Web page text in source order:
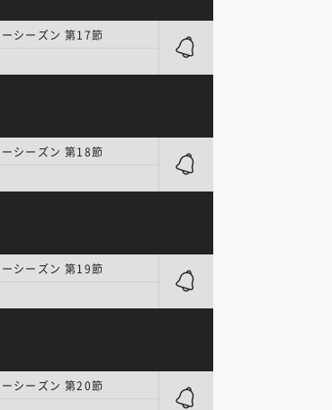
ーズン 第17節
ーズン 第18節
ーズン 第19節
ーズン 第20節